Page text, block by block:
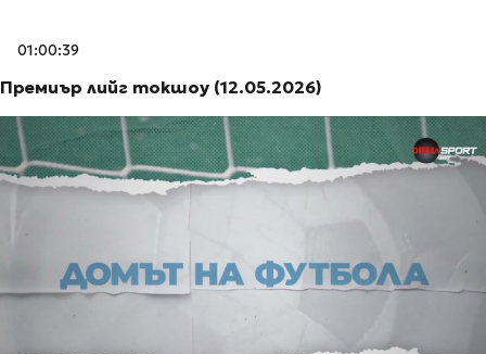
01:00:39
Премиър лийг токшоу (12.05.2026)